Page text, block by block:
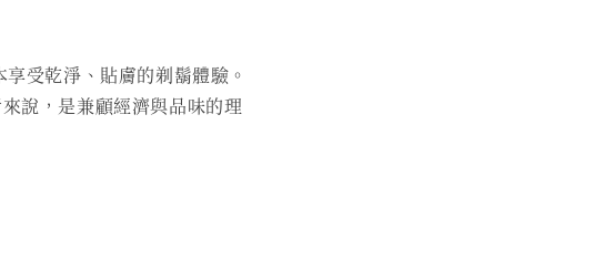
受乾淨、貼膚的剃鬍體驗。
說，是兼顧經濟與品味的理